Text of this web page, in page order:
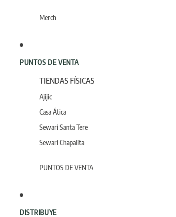
Merch
PUNTOS DE VENTA
TIENDAS FÍSICAS
Ajijic
Casa Ática
Sewari Santa Tere
Sewari Chapalita
PUNTOS DE VENTA
DISTRIBUYE